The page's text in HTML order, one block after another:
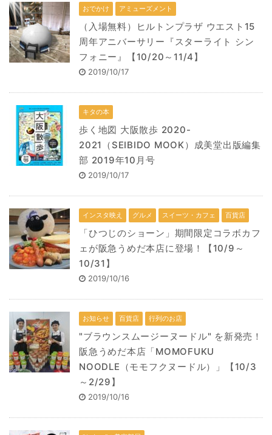
おでかけ アミューズメント
（入場無料）ヒルトンプラザ ウエスト15
周年アニバーサリー『スターライト シン
フォニー』【10/20～11/4】
2019/10/17
キタの本
歩く地図 大阪散歩 2020-
2021（SEIBIDO MOOK）成美堂出版編集
部 2019年10月号
2019/10/17
インスタ映え グルメ スイーツ・カフェ 百貨店
「ひつじのショーン」期間限定コラボカフ
ェが阪急うめだ本店に登場！【10/9～
10/31】
2019/10/16
お知らせ 百貨店 行列のお店
"ブラウンスムージーヌードル" を新発売！
阪急うめだ本店「MOMOFUKU
NOODLE（モモフクヌードル）」【10/3
～2/29】
2019/10/16